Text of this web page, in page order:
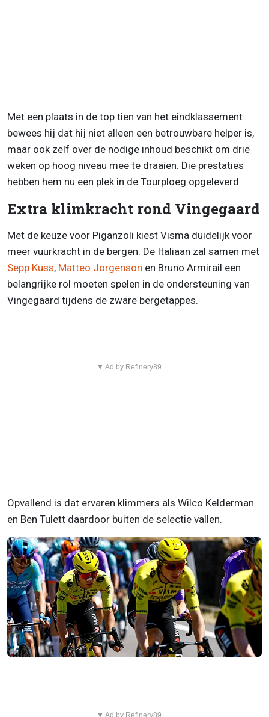
Met een plaats in de top tien van het eindklassement
bewees hij dat hij niet alleen een betrouwbare helper is,
maar ook zelf over de nodige inhoud beschikt om drie
weken op hoog niveau mee te draaien. Die prestaties
hebben hem nu een plek in de Tourploeg opgeleverd.
Extra klimkracht rond Vingegaard
Met de keuze voor Piganzoli kiest Visma duidelijk voor
meer vuurkracht in de bergen. De Italiaan zal samen met
Sepp Kuss, Matteo Jorgenson en Bruno Armirail een
belangrijke rol moeten spelen in de ondersteuning van
Vingegaard tijdens de zware bergetappes.
▼ Ad by Refinery89
Opvallend is dat ervaren klimmers als Wilco Kelderman
en Ben Tulett daardoor buiten de selectie vallen.